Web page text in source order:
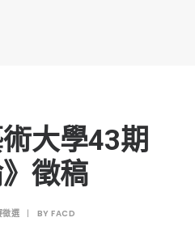
大學43期
》徵稿
徵選 | BY FACD